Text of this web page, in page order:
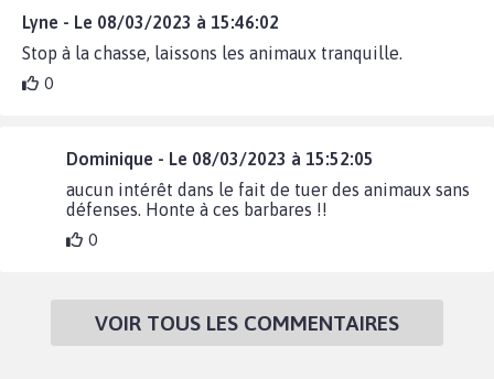
Lyne - Le 08/03/2023 à 15:46:02
Stop à la chasse, laissons les animaux tranquille.
0
Dominique - Le 08/03/2023 à 15:52:05
aucun intérêt dans le fait de tuer des animaux sans
défenses. Honte à ces barbares !!
0
VOIR TOUS LES COMMENTAIRES